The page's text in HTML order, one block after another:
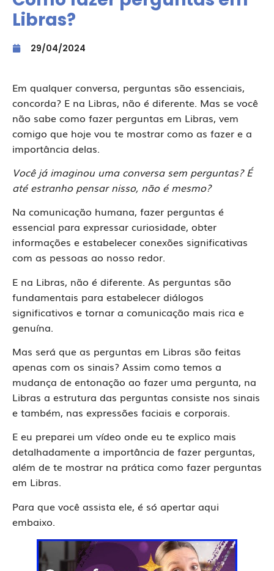
Libras?
29/04/2024
Em qualquer conversa, perguntas são essenciais,
concorda? E na Libras, não é diferente. Mas se você
não sabe como fazer perguntas em Libras, vem
comigo que hoje vou te mostrar como as fazer e a
importância delas.
Você já imaginou uma conversa sem perguntas? É
até estranho pensar nisso, não é mesmo?
Na comunicação humana, fazer perguntas é
essencial para expressar curiosidade, obter
informações e estabelecer conexões significativas
com as pessoas ao nosso redor.
E na Libras, não é diferente. As perguntas são
fundamentais para estabelecer diálogos
significativos e tornar a comunicação mais rica e
genuína.
Mas será que as perguntas em Libras são feitas
apenas com os sinais? Assim como temos a
mudança de entonação ao fazer uma pergunta, na
Libras a estrutura das perguntas consiste nos sinais
e também, nas expressões faciais e corporais.
E eu preparei um vídeo onde eu te explico mais
detalhadamente a importância de fazer perguntas,
além de te mostrar na prática como fazer perguntas
em Libras.
Para que você assista ele, é só apertar aqui
embaixo.